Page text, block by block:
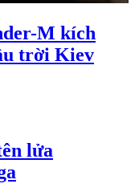
M kích
trời Kiev
lửa